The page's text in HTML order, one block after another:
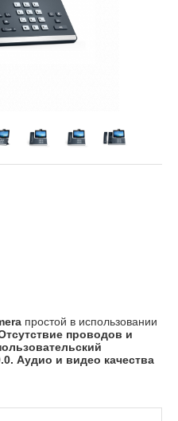
простой в использовании
проводов и
Аудио и видео качества